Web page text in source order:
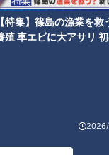
特集】篠島の漁業を救
殖 車エビに大アサリ
？」